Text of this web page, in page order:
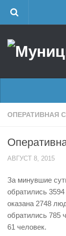
Об учреждении
Районные
Поисково-
Центр
Отчеты о
История
Виды
Главные
Оперативная
Половодье
Купальный
ОПЕРАТИВНАЯ
АВГУСТ 8, 2015
За минувшие
обратились
оказана 2748
обратились 785
61 человек.